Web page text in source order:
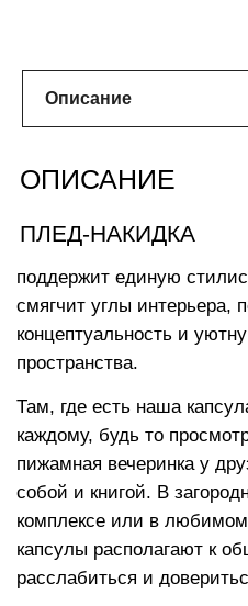
ХАРАКТЕРИСТИКИ
Двухстороннее покрывало из текстиля
качества, высокой степенью
превосходным благородным внешним
Большинство из них можно стирать
машинке, все они рассчитаны на
службы.
Текстиль премиум класса
*Внутренняя отделка из мягкого
максимально подобранного в цвет
материала*
температуре 30°